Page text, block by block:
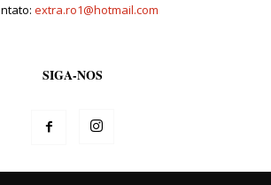
extra.ro1@hotmail.com
SIGA-NOS